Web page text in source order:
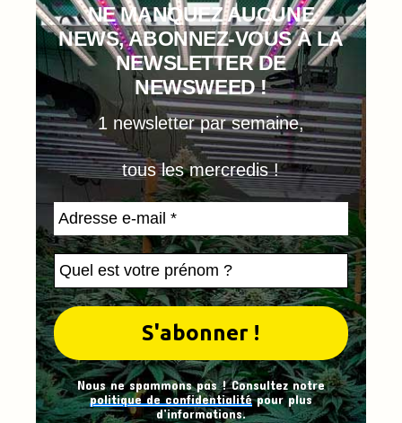
NE MANQUEZ AUCUNE
NEWS, ABONNEZ-VOUS À LA
NEWSLETTER DE
NEWSWEED !
1 newsletter par semaine,
tous les mercredis !
Nous ne spammons pas ! Consultez notre
politique de confidentialitépour plus
d’informations.